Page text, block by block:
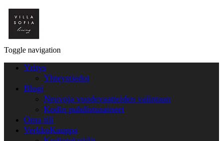
Toggle navigation
Yritys
Yhteystiedot
Blogi
Neuvoja vuodevaatteiden valintaan
Kodin puhdistusaineet
Oma tili
VerkkoKauppa